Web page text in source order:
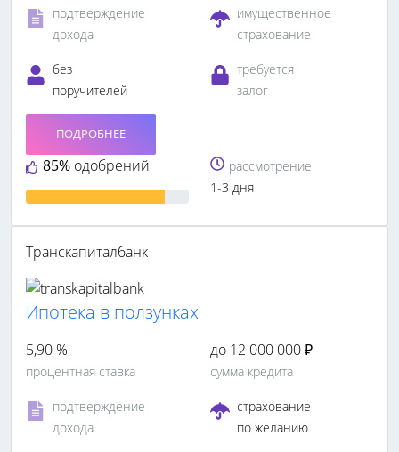
подтверждение
дохода
имущественное
страхование
без
поручителей
требуется
залог
85% одобрений
ПОДРОБНЕЕ
рассмотрение
1-3 дня
Транскапиталбанк
Ипотека в ползунках
5,90 %
процентная ставка
до 12 000 000 ₽
сумма кредита
подтверждение
дохода
страхование
по желанию